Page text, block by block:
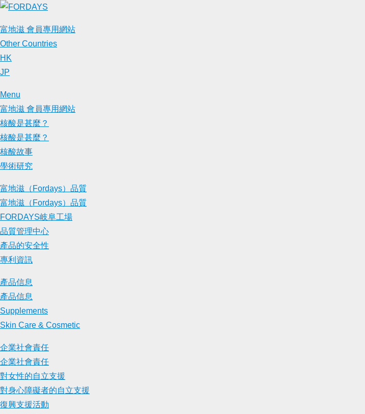
Skip
content
富地滋 會員專用網站
Other Countries
HK
JP
Menu
富地滋 會員專用網站
核酸是甚麼？
核酸是甚麼？
核酸故事
學術研究
富地滋（Fordays）品質
富地滋（Fordays）品質
FORDAYS岐阜工場
品質管理中心
產品的安全性
專利資訊
產品信息
產品信息
Supplements
Skin Care & Cosmetic
企業社會責任
企業社會責任
對女性的自立支援
對身心障礙者的自立支援
復興支援活動